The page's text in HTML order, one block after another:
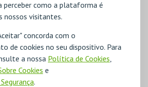
perceber como a plataforma é
nossos visitantes.
concorda com o
de cookies no seu dispositivo. Para
a nossa Política de Cookies
Cookies e
.